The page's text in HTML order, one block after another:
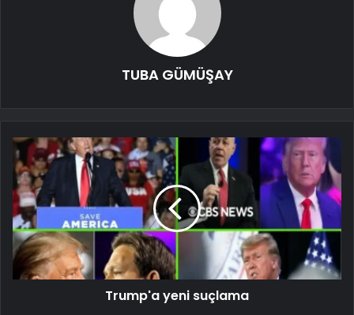
TUBA GÜMÜŞAY
Trump'a yeni suçlama